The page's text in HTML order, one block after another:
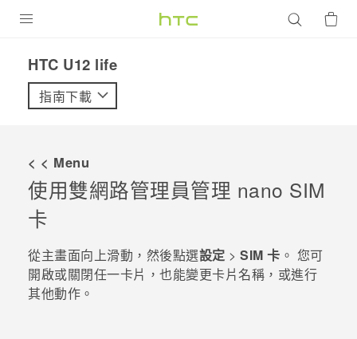
VIVE
配件
VIVERSE
優惠專區
焦點訊息
銷售門市
HTC U12 life‎
指南下載
< < Menu
使用雙網路管理員管理 nano SIM
卡
從主畫面向上滑動，然後點選設定 > SIM 卡 。 您可
開啟或關閉任一卡片，也能變更卡片名稱，或進行
其他動作。